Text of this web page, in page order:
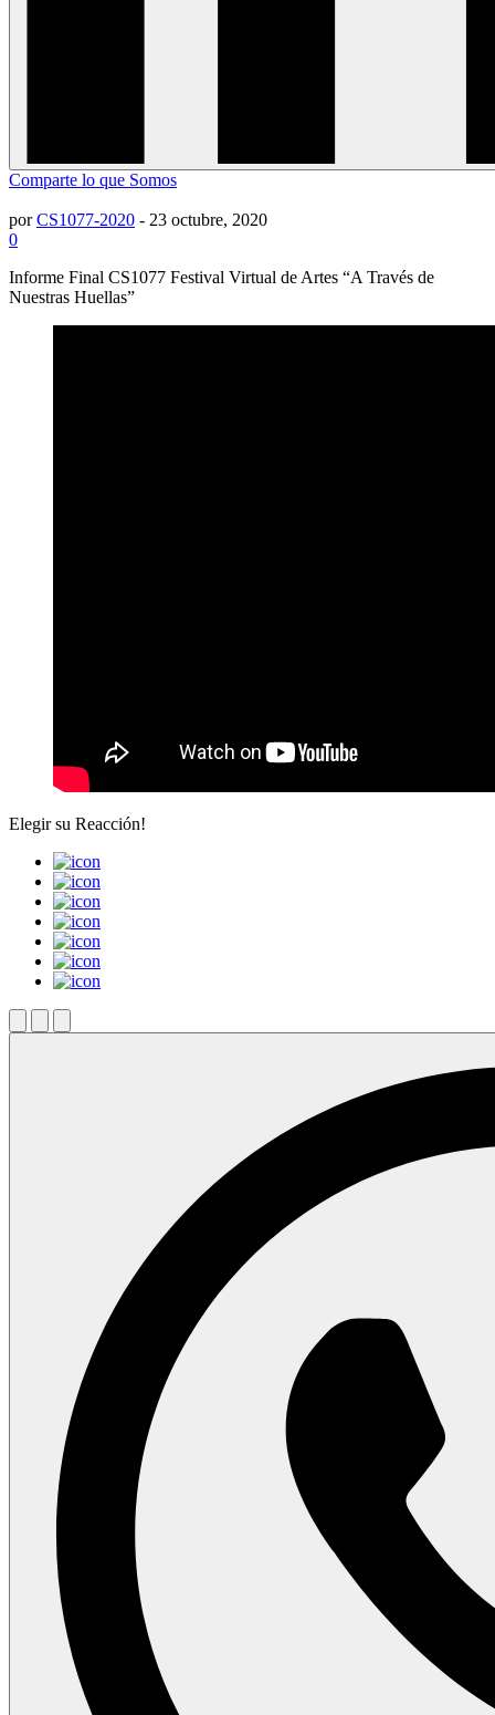
Comparte lo que Somos
porCS1077-2020 - 23 octubre, 2020
0
Informe Final CS1077 Festival Virtual de Artes “A Través de
Nuestras Huellas”
Elegir su Reacción!